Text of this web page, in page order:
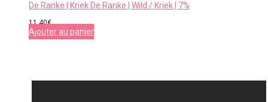
De Ranke | Kriek De Ranke | Wild / Kriek | 7%
11,40€
Ajouter au panier